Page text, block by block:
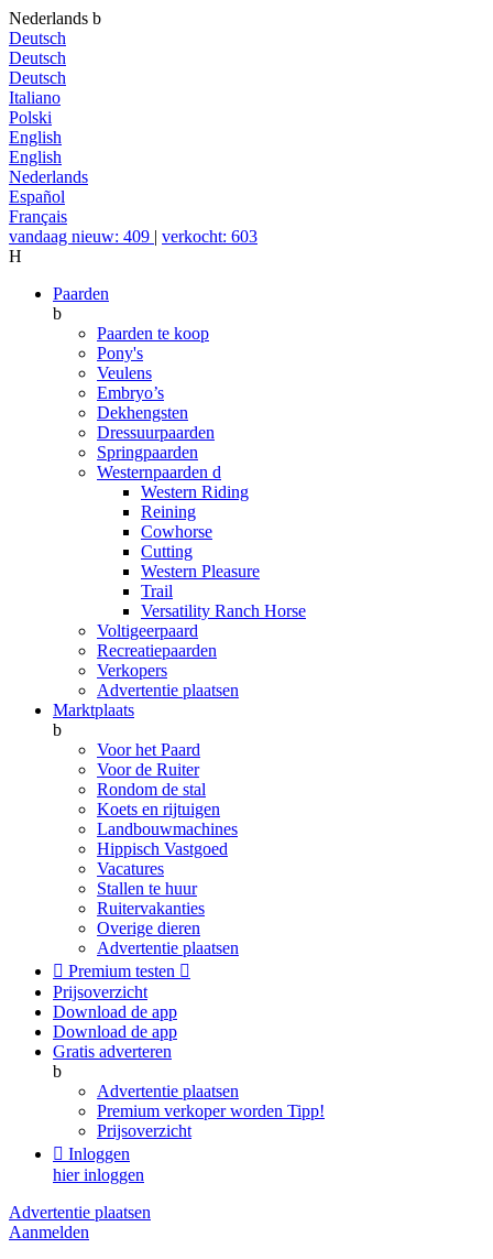
Nederlands b
Deutsch
Deutsch
Deutsch
Italiano
Polski
English
English
Nederlands
Español
Français
vandaag nieuw: 409 | verkocht: 603
H
Paarden
b
Paarden te koop
Pony's
Veulens
Embryo’s
Dekhengsten
Dressuurpaarden
Springpaarden
Westernpaarden d
Western Riding
Reining
Cowhorse
Cutting
Western Pleasure
Trail
Versatility Ranch Horse
Voltigeerpaard
Recreatiepaarden
Verkopers
Advertentie plaatsen
Marktplaats
b
Voor het Paard
Voor de Ruiter
Rondom de stal
Koets en rijtuigen
Landbouwmachines
Hippisch Vastgoed
Vacatures
Stallen te huur
Ruitervakanties
Overige dieren
Advertentie plaatsen
 Premium testen 
Prijsoverzicht
Download de app
Download de app
Gratis adverteren
b
Advertentie plaatsen
Premium verkoper worden Tipp!
Prijsoverzicht
 Inloggen
hier inloggen
Advertentie plaatsen
Aanmelden